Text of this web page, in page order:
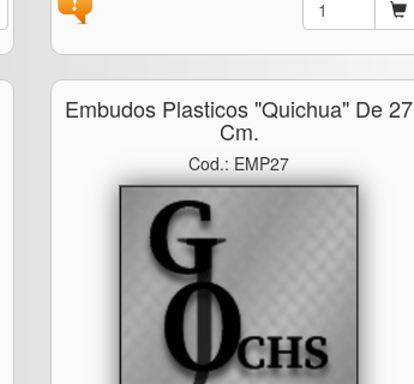
Embudos Plasticos "quichua" De 27
Cm.
Cod.: EMP27